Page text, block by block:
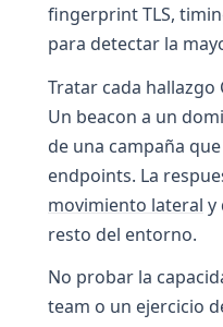
fingerprint TLS,
para detectar la
Tratar cada hallazgo
Un beacon a un
de una campaña
endpoints. La
movimiento lateral y
resto del entorno.
No probar la
team o un ejercicio